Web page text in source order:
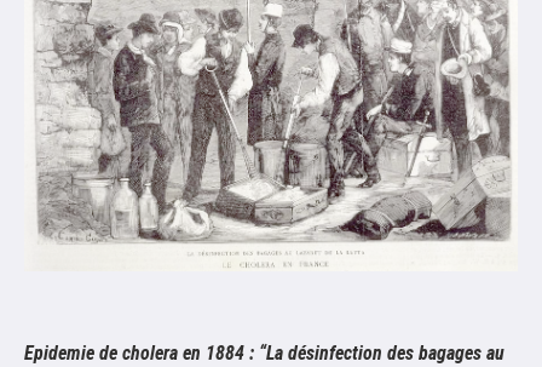
Epidemie de cholera en 1884 : “La désinfection des bagages au